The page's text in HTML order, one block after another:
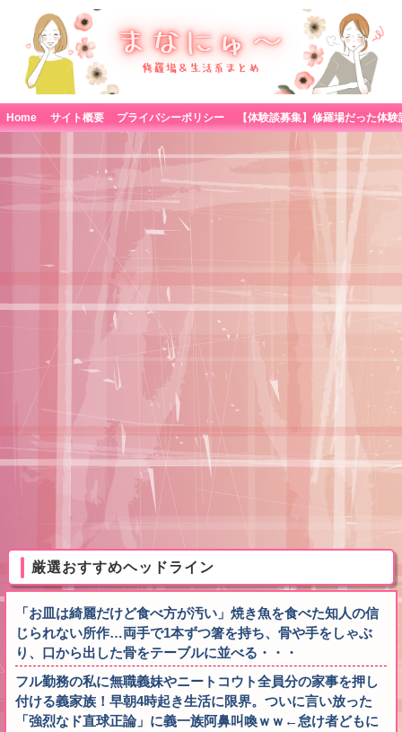
Home サイト概要 プライバシーポリシー
厳選おすすめヘッドライン
「お皿は綺麗だけど食べ方が汚い」焼き魚を食べた知人の信
じられない所作…両手で1本ずつ箸を持ち、骨や手をしゃぶ
り、口から出した骨をテーブルに並べる・・・
フル勤務の私に無職義妹やニートコウト全員分の家事を押し
付ける義家族！早朝4時起き生活に限界。ついに言い放った
「強烈なド直球正論」に義一族阿鼻叫喚ｗｗ←怠け者どもに